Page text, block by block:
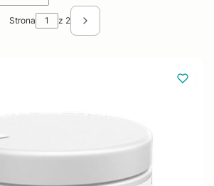
Strona z 2 Następne produkty